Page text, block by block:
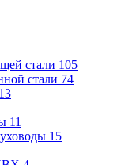
стали 105
стали 74
13
11
15